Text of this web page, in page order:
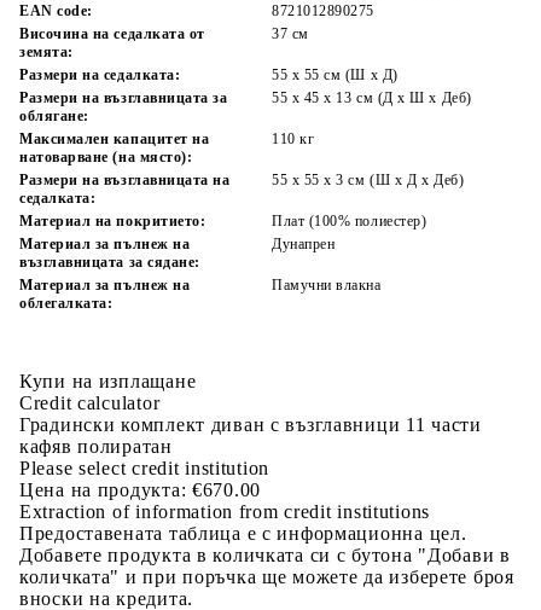
EAN code:
8721012890275
Височина на седалката от
земята:
37 см
Размери на седалката:
55 x 55 cм (Ш x Д)
Размери на възглавницата за
облягане:
55 x 45 x 13 см (Д х Ш x Деб)
Максимален капацитет на
натоварване (на място):
110 кг
Размери на възглавницата на
седалката:
55 x 55 x 3 см (Ш x Д x Деб)
Материал на покритието:
Плат (100% полиестер)
Материал за пълнеж на
възглавницата за сядане:
Дунапрен
Материал за пълнеж на
облегалката:
Памучни влакна
Купи на изплащане
Credit calculator
Градински комплект диван с възглавници 11 части
кафяв полиратан
Please select credit institution
Цена на продукта: €670.00
Extraction of information from credit institutions
Предоставената таблица е с информационна цел.
Добавете продукта в количката си с бутона "Добави в
количката" и при поръчка ще можете да изберете броя
вноски на кредита.